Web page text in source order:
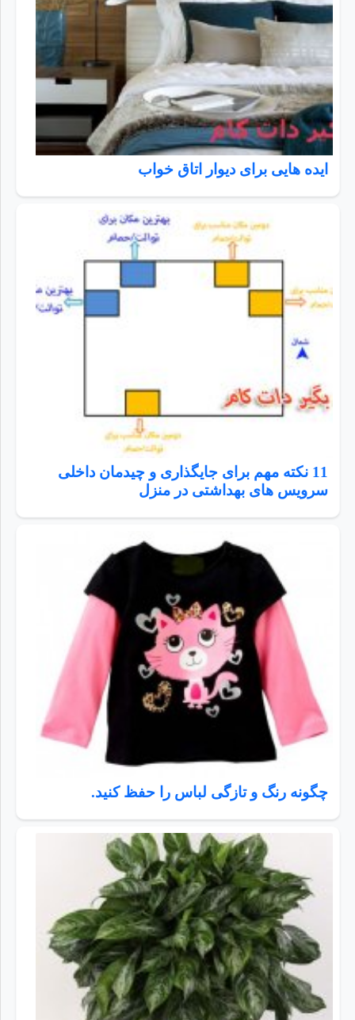
ایده هایی برای دیوار اتاق خواب
11 نکته مهم برای جایگذاری و چیدمان داخلی
سرویس های بهداشتی در منزل
چگونه رنگ و تازگی لباس را حفظ کنید.